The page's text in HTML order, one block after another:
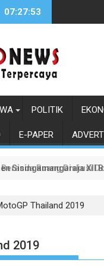
07:27:54
POLITIK
E-PAPER
Sisingamangaraja XII
Ruang Diskusi
Thailand 2019
2019